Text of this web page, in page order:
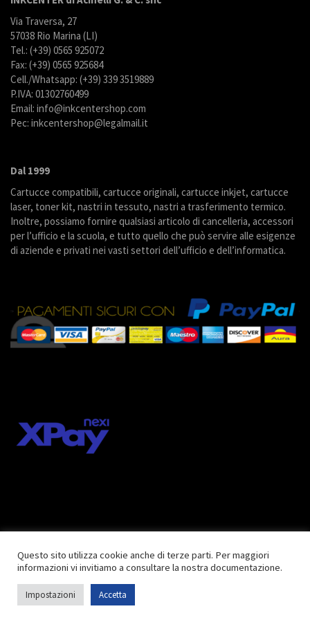
Via Traversa, 27
57038 Rio Marina (LI)
Tel.: (+39) 0565 925072
Fax: (+39) 0565 925684
Cell./Whatsapp: (+39) 339 3519889
P.IVA: 01302760499
Email: info@inkcentershop.com
Pec: inkcentershop@legalmail.it
Dal 1999
Cartucce compatibili, cartucce originali, cartucce inkjet, cartucce
laser, toner kit, nastri in tessuto, nastri a trasferimento termico.
Inoltre, possiamo fornire qualsiasi articolo di cancelleria, accessori
per l’ufficio e la scuola, e tutto quello che può servire alle esigenze
di aziende e privati nei vasti settori dell’ufficio e dell’informatica.
Questo sito utilizza cookie anche di terze parti. Per maggiori
informazioni vi invitiamo a consultare la nostra documentazione.
Impostazioni Accetta